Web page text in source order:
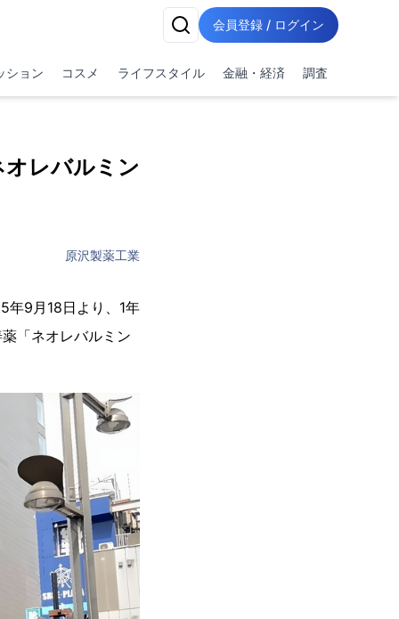
会員登録 / ログイン
ション コスメ ライフスタイル 金融・経済 調査
オレバルミン
原沢製薬工業
年9月18日より、1年
「ネオレバルミン